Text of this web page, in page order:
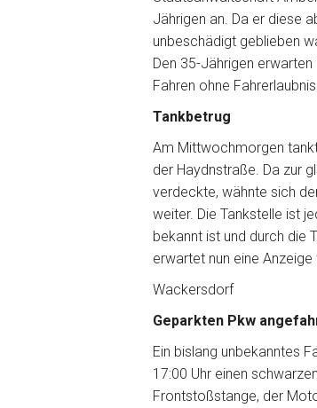
Jährigen an. Da er diese
unbeschädigt geblieben
Den 35-Jährigen
Fahren ohne
Tankbetrug
Am Mittwochmorgen
der Haydnstraße. Da zur
verdeckte, wähnte sich
weiter. Die Tankstelle ist
bekannt ist und durch die
erwartet nun eine
Wackersdorf
Geparkten Pkw
Ein bislang unbekanntes
17:00 Uhr einen
Frontstoßstange, der